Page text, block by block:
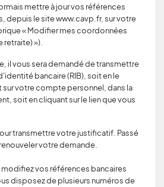
mettre à jour vos références
depuis le site www.cavp.fr, sur votre
« Modifier mes coordonnées
»).
il vous sera demandé de transmettre
bancaire (RIB), soit en le
votre compte personnel, dans la
soit en cliquant sur le lien que vous
transmettre votre justificatif. Passé
votre demande.
vos références bancaires
disposez de plusieurs numéros de